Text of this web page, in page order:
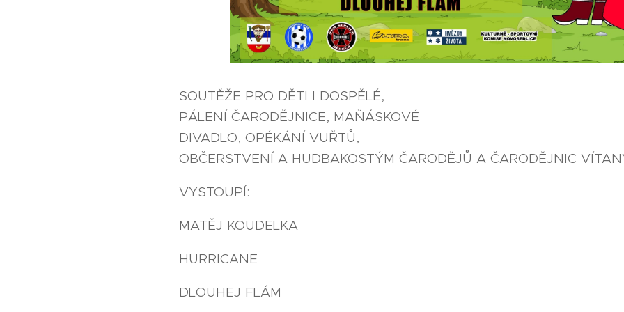
SOUTĚŽE PRO DĚTI I DOSPĚLÉ,
PÁLENÍ ČARODĚJNICE, MAŇÁSKOVÉ
DIVADLO, OPÉKÁNÍ VUŘTŮ,
OBČERSTVENÍ A HUDBAKOSTÝM ČARODĚJŮ A ČARODĚJNIC
VYSTOUPÍ:
MATĚJ KOUDELKA
HURRICANE
DLOUHEJ FLÁM